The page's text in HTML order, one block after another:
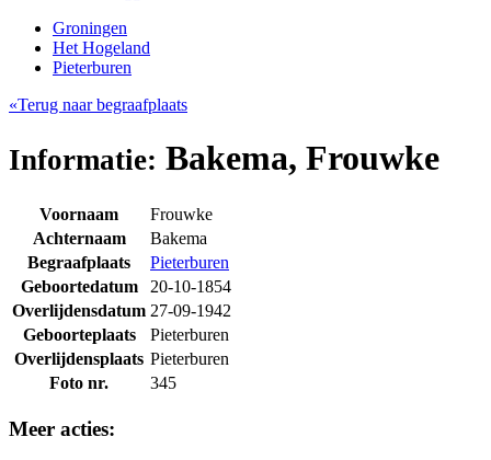
Groningen
Het Hogeland
Pieterburen
«Terug naar begraafplaats
Informatie: Bakema, Frouwke
Voornaam
Frouwke
Achternaam
Bakema
Begraafplaats
Pieterburen
Geboortedatum
20-10-1854
Overlijdensdatum 27-09-1942
Geboorteplaats
Pieterburen
Overlijdensplaats Pieterburen
Foto nr.
345
Meer acties: